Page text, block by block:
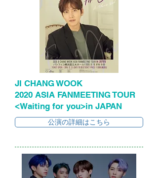
JI CHANG WOOK
2020 ASIA FANMEETING TOUR
<Waiting for you>in JAPAN
公演の詳細はこちら